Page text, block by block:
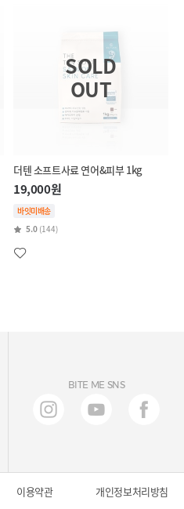
더텐 소프트사료 연어&피부 1kg
19,000원
바잇미배송
5.0 (144)
BITE ME SNS
이용약관 개인정보처리방침